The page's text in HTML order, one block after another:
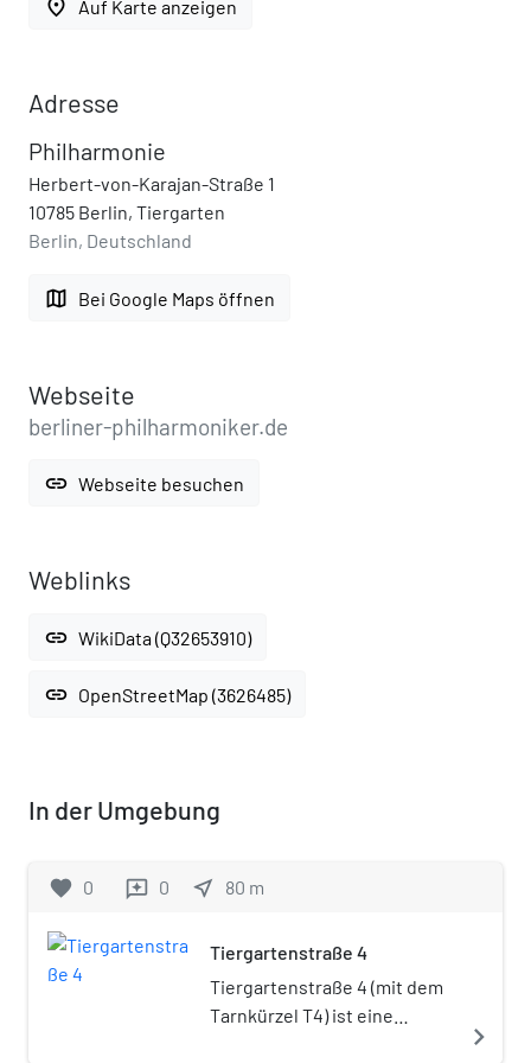
place Auf Karte anzeigen
Adresse
Philharmonie
Herbert-von-Karajan-Straße 1
10785 Berlin, Tiergarten
Berlin, Deutschland
map Bei Google Maps öffnen
Webseite
berliner-philharmoniker.de
link Webseite besuchen
Weblinks
link WikiData (Q32653910)
link OpenStreetMap (3626485)
In der Umgebung
favorite 0 reviews 0 near_me 80 m
Tiergartenstraße 4
Tiergartenstraße 4 (mit dem
Tarnkürzel T4) ist eine
navigate_next